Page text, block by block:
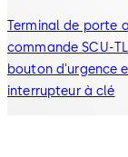
Terminal de porte
commande SCU-
bouton d'urgence
interrupteur à clé